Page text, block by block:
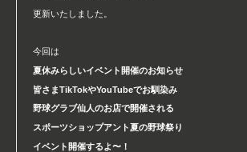
更新いたしました。
今回は
夏休みらしいイベント開催のお知らせ
皆さまTikTokやYouTubeでお馴染み
野球グラブ仙人のお店で開催される
スポーツショップアント夏の野球祭り
イベント開催するよ〜！